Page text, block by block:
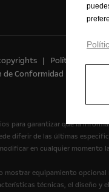
Política de
de Conformidad
para garantizar que la
diferir de las últimas
en cualquier
mostrar equipamiento
técnicas, el diseño y